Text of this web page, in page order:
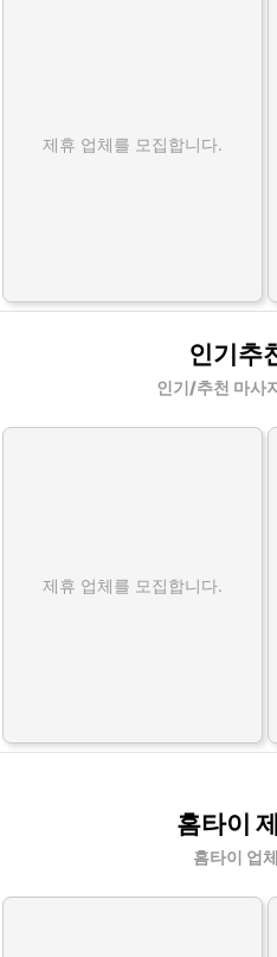
제휴 업체를 모집합니다.
인기추
인기/추천 마사
제휴 업체를 모집합니다.
홈타이
홈타이 업